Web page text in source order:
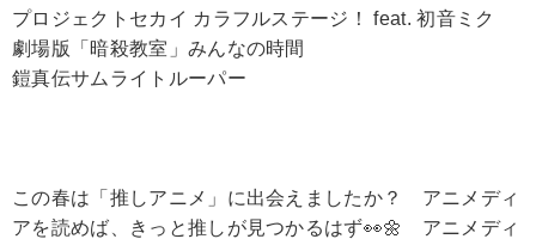
プロジェクトセカイ カラフルステージ！ feat. 初音ミク
劇場版「暗殺教室」みんなの時間
鎧真伝サムライトルーパー
この春は「推しアニメ」に出会えましたか？ アニメディ
アを読めば、きっと推しが見つかるはず👀🌼 アニメディ